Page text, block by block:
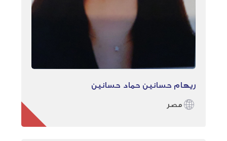
ريهام حسانين حماد حسانين
مصر